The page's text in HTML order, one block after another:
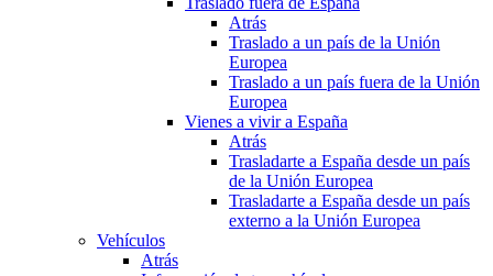
Atrás
Traslado a un país de la Unión
Europea
Traslado a un país fuera de la Unión
Europea
Vienes a vivir a España
Atrás
Trasladarte a España desde un país
de la Unión Europea
Trasladarte a España desde un país
externo a la Unión Europea
Vehículos
Atrás